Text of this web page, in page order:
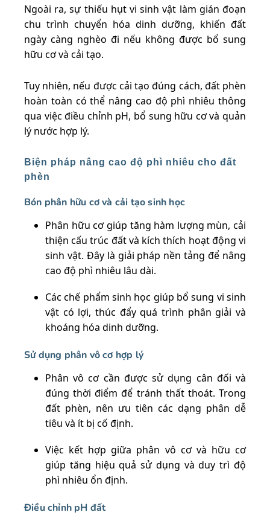
Ngoài ra, sự thiếu hụt vi sinh vật làm gián đoạn
chu trình chuyển hóa dinh dưỡng, khiến đất
ngày càng nghèo đi nếu không được bổ sung
hữu cơ và cải tạo.
Tuy nhiên, nếu được cải tạo đúng cách, đất phèn
hoàn toàn có thể nâng cao độ phì nhiêu thông
qua việc điều chỉnh pH, bổ sung hữu cơ và quản
lý nước hợp lý.
Biện pháp nâng cao độ phì nhiêu cho đất
phèn
Bón phân hữu cơ và cải tạo sinh học
Phân hữu cơ giúp tăng hàm lượng mùn, cải
thiện cấu trúc đất và kích thích hoạt động vi
sinh vật. Đây là giải pháp nền tảng để nâng
cao độ phì nhiêu lâu dài.
Các chế phẩm sinh học giúp bổ sung vi sinh
vật có lợi, thúc đẩy quá trình phân giải và
khoáng hóa dinh dưỡng.
Sử dụng phân vô cơ hợp lý
Phân vô cơ cần được sử dụng cân đối và
đúng thời điểm để tránh thất thoát. Trong
đất phèn, nên ưu tiên các dạng phân dễ
tiêu và ít bị cố định.
Việc kết hợp giữa phân vô cơ và hữu cơ
giúp tăng hiệu quả sử dụng và duy trì độ
phì nhiêu ổn định.
Điều chỉnh pH đất